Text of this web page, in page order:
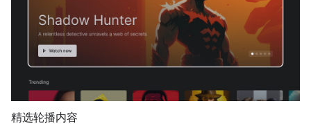
精选轮播内容